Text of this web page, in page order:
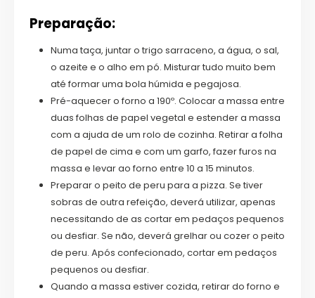
Preparação:
Numa taça, juntar o trigo sarraceno, a água, o sal,
o azeite e o alho em pó. Misturar tudo muito bem
até formar uma bola húmida e pegajosa.
Pré-aquecer o forno a 190º. Colocar a massa entre
duas folhas de papel vegetal e estender a massa
com a ajuda de um rolo de cozinha. Retirar a folha
de papel de cima e com um garfo, fazer furos na
massa e levar ao forno entre 10 a 15 minutos.
Preparar o peito de peru para a pizza. Se tiver
sobras de outra refeição, deverá utilizar, apenas
necessitando de as cortar em pedaços pequenos
ou desfiar. Se não, deverá grelhar ou cozer o peito
de peru. Após confecionado, cortar em pedaços
pequenos ou desfiar.
Quando a massa estiver cozida, retirar do forno e